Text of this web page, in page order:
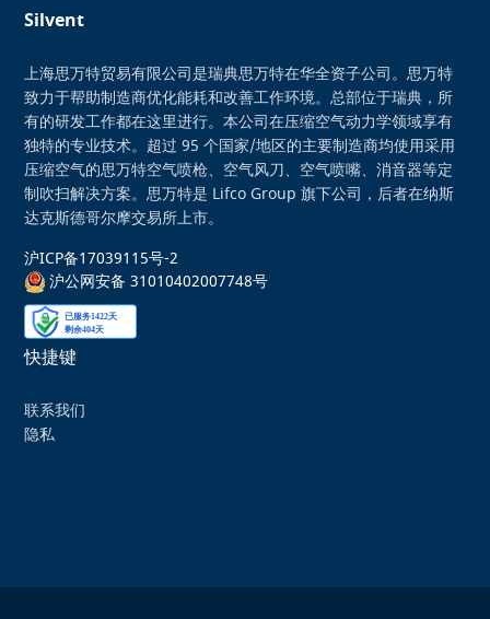
Silvent
上海思万特贸易有限公司是瑞典思万特在华全资子公司。思万特
致力于帮助制造商优化能耗和改善工作环境。总部位于瑞典，所
有的研发工作都在这里进行。本公司在压缩空气动力学领域享有
独特的专业技术。超过 95 个国家/地区的主要制造商均使用采用
压缩空气的思万特空气喷枪、空气风刀、空气喷嘴、消音器等定
制吹扫解决方案。思万特是 Lifco Group 旗下公司，后者在纳斯
达克斯德哥尔摩交易所上市。
沪ICP备17039115号-2
沪公网安备 31010402007748号
快捷键
联系我们
隐私